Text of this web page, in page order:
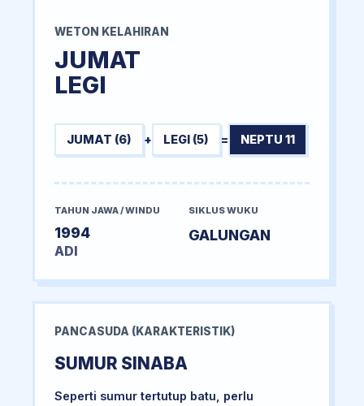
WETON KELAHIRAN
JUMAT
LEGI
JUMAT (6) + LEGI (5) = NEPTU 11
TAHUN JAWA / WINDU
1994
ADI
SIKLUS WUKU
GALUNGAN
PANCASUDA (KARAKTERISTIK)
SUMUR SINABA
Seperti sumur tertutup batu, perlu